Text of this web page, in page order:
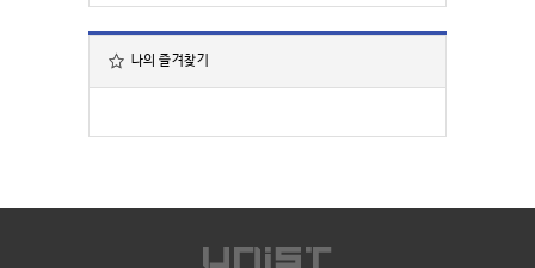
나의 즐겨찾기